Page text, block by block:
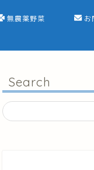
無農薬野菜 お
Search